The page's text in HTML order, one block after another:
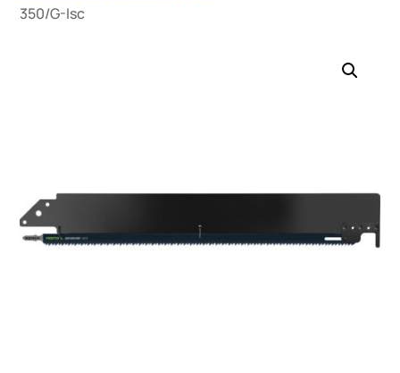
350/G-Isc